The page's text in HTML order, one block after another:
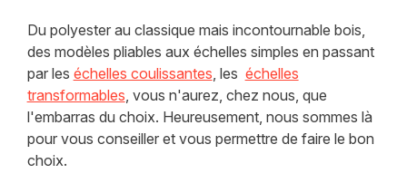
Du polyester au classique mais incontournable bois,
des modèles pliables aux échelles simples en passant
par les échelles coulissantes, les échelles
transformables, vous n'aurez, chez nous, que
l'embarras du choix. Heureusement, nous sommes là
pour vous conseiller et vous permettre de faire le bon
choix.